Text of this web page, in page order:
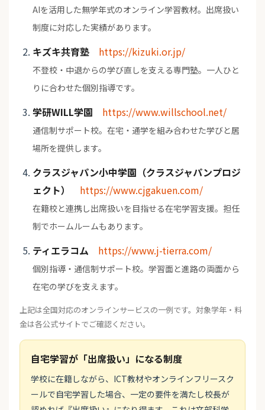
AIを活用した無学年式のオンライン学習教材。出席扱い
制度に対応した実績があります。
キズキ共育塾 https://kizuki.or.jp/
不登校・中退からの学び直しを支える専門塾。一人ひと
りに合わせた個別指導です。
学研WILL学園 https://www.willschool.net/
通信制サポート校。在宅・通学を組み合わせた学びと居
場所を提供します。
クラスジャパン小中学園（クラスジャパンプロジ
ェクト）
https://www.cjgakuen.com/
在籍校と連携し出席扱いを目指せる在宅学習支援。担任
制でホームルームもあります。
ティエラコム https://www.j-tierra.com/
個別指導・通信制サポート校。学習面と進路の両面から
在宅の学びを支えます。
上記は全国対応のオンラインサービスの一例です。対象学年・料
金は各公式サイトでご確認ください。
自宅学習が「出席扱い」になる制度
学校に在籍しながら、ICT教材やオンラインフリースク
ールで自宅学習した場合、一定の要件を満たし校長が